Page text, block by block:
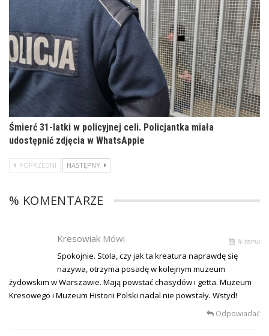
Śmierć 31-latki w policyjnej celi. Policjantka miała
udostępnić zdjęcia w WhatsAppie
POPRZEDNI NASTĘPNY
% KOMENTARZE
Kresowiak Mówi % temu
Spokojnie. Stola, czy jak ta kreatura naprawdę się
nazywa, otrzyma posadę w kolejnym muzeum
żydowskim w Warszawie. Mają powstać chasydów i getta. Muzeum
Kresowego i Muzeum Historii Polski nadal nie powstały. Wstyd!
Odpowiadać